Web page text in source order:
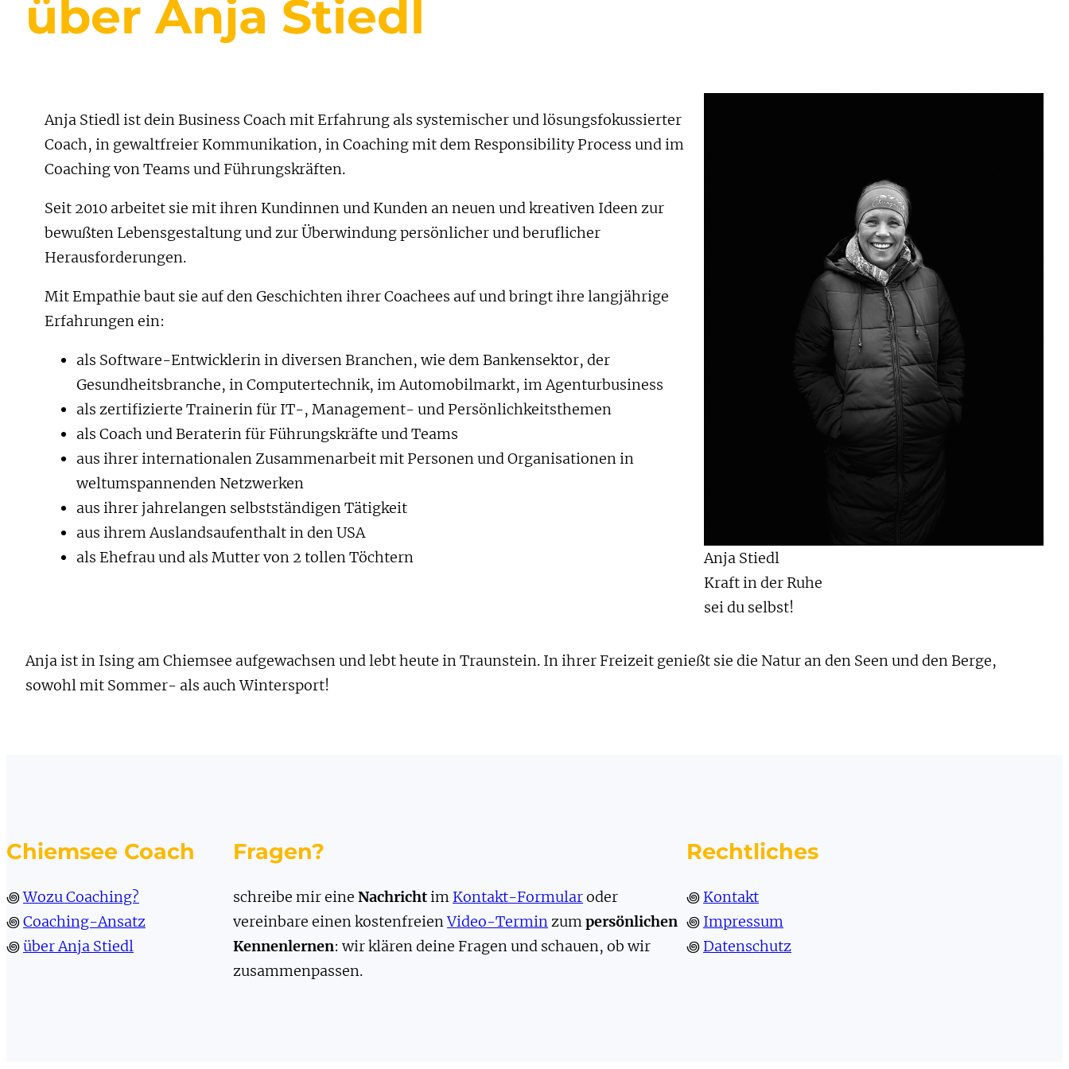
über Anja Stiedl
Anja Stiedl ist dein Business Coach mit Erfahrung als systemischer und lösungsfokussierter
Coach, in gewaltfreier Kommunikation, in Coaching mit dem Responsibility Process und im
Coaching von Teams und Führungskräften.
Seit 2010 arbeitet sie mit ihren Kundinnen und Kunden an neuen und kreativen Ideen zur
bewußten Lebensgestaltung und zur Überwindung persönlicher und beruflicher
Herausforderungen.
Mit Empathie baut sie auf den Geschichten ihrer Coachees auf und bringt ihre langjährige
Erfahrungen ein:
als Software-Entwicklerin in diversen Branchen, wie dem Bankensektor, der
Gesundheitsbranche, in Computertechnik, im Automobilmarkt, im Agenturbusiness
als zertifizierte Trainerin für IT-, Management- und Persönlichkeitsthemen
als Coach und Beraterin für Führungskräfte und Teams
aus ihrer internationalen Zusammenarbeit mit Personen und Organisationen in
weltumspannenden Netzwerken
aus ihrer jahrelangen selbstständigen Tätigkeit
aus ihrem Auslandsaufenthalt in den USA
als Ehefrau und als Mutter von 2 tollen Töchtern
Anja Stiedl
Kraft in der Ruhe
sei du selbst!
Anja ist in Ising am Chiemsee aufgewachsen und lebt heute in Traunstein. In ihrer Freizeit genießt sie die Natur an den Seen und den Berge,
sowohl mit Sommer- als auch Wintersport!
Chiemsee Coach
꩜Wozu Coaching?
꩜Coaching-Ansatz
꩜über Anja Stiedl
Fragen?
schreibe mir eine Nachrichtim Kontakt-Formularoder
vereinbare einen kostenfreienVideo-Terminzumpersönlichen
Kennenlernen: wir klären deine Fragen und schauen, ob wir
zusammenpassen.
Rechtliches
꩜ Kontakt
꩜ Impressum
꩜ Datenschutz